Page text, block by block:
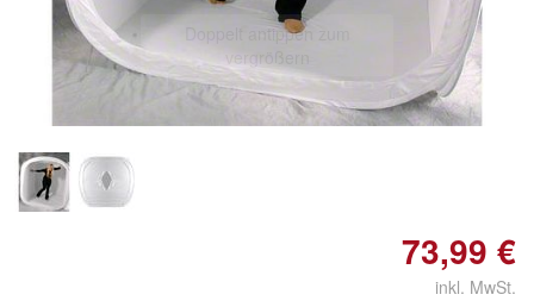
Doppelt antippen zum
vergrößern
73,99 €
inkl. MwSt.